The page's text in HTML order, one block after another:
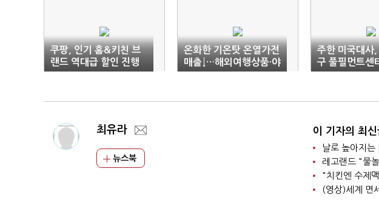
쿠팡, 인기 홈&키친 브
랜드 역대급 할인 진행
온화한 기온탓 온열가전
매출↓…해외여행상품·야
구티켓 판매는 호조
주한 미국대사,
구 풀필먼트센
최유라
뉴스북
이 기자의 최신
날로 높아지
레고랜드 "물
"치킨엔 수제
(영상)세계 면